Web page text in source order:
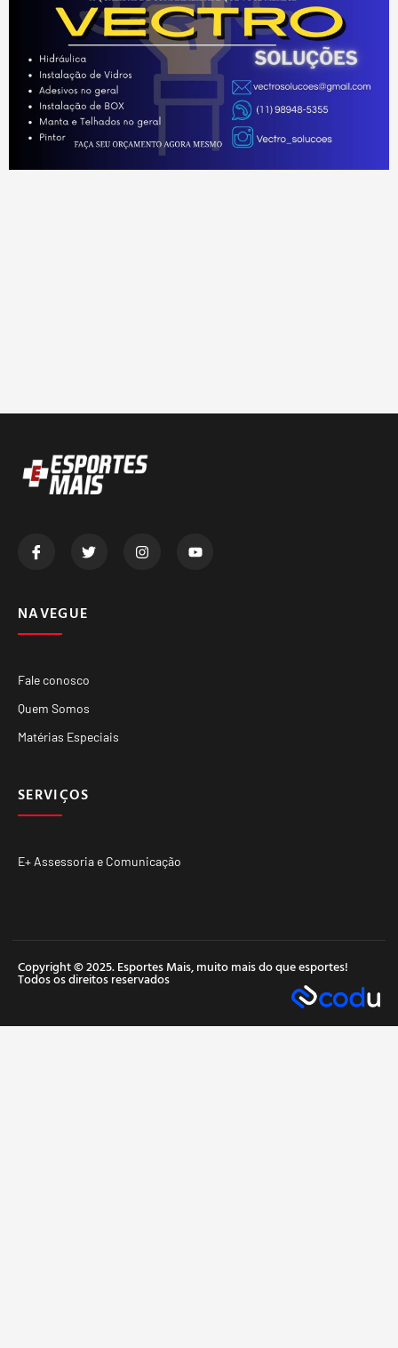
NAVEGUE
Fale conosco
Quem Somos
Matérias Especiais
SERVIÇOS
E+ Assessoria e Comunicação
Copyright © 2025. Esportes Mais, muito mais do que esportes!
Todos os direitos reservados